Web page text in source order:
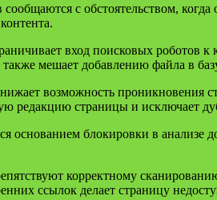
с обстоятельством,
вход поисковых роботов
мешает добавлению файла в
возможность проникновения
редакцию страницы и исключает
основанием блокировки в
корректному
ссылок делает страницу